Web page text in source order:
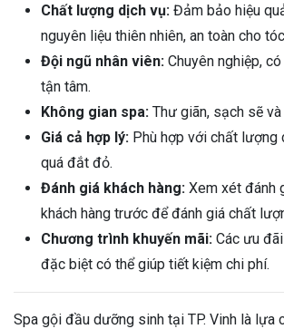
Chất lượng dịch vụ: Đảm bảo hiệu
nguyên liệu thiên nhiên, an toàn cho
Đội ngũ nhân viên: Chuyên nghiệp,
tận tâm.
Không gian spa: Thư giãn, sạch sẽ
Giá cả hợp lý: Phù hợp với chất lượng
quá đắt đỏ.
Đánh giá khách hàng: Xem xét đánh
khách hàng trước để đánh giá chất
Chương trình khuyến mãi: Các ưu
đặc biệt có thể giúp tiết kiệm chi phí.
Spa gội đầu dưỡng sinh tại TP. Vinh là lựa